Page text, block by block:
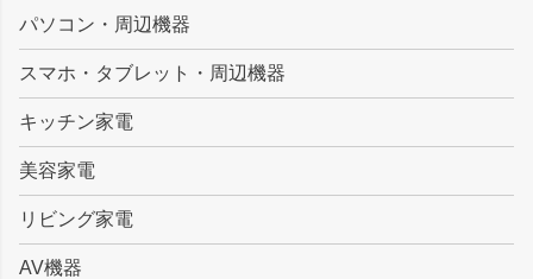
ップ
パソコン・周辺機器
スマホ・タブレット・周辺機器
キッチン家電
美容家電
リビング家電
AV機器